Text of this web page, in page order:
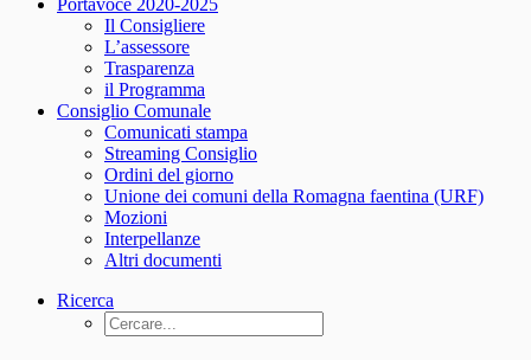
Portavoce 2020-2025
Il Consigliere
L’assessore
Trasparenza
il Programma
Consiglio Comunale
Comunicati stampa
Streaming Consiglio
Ordini del giorno
Unione dei comuni della Romagna faentina (URF)
Mozioni
Interpellanze
Altri documenti
Ricerca